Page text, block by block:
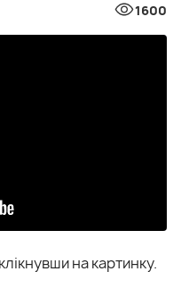
1600
на картинку.